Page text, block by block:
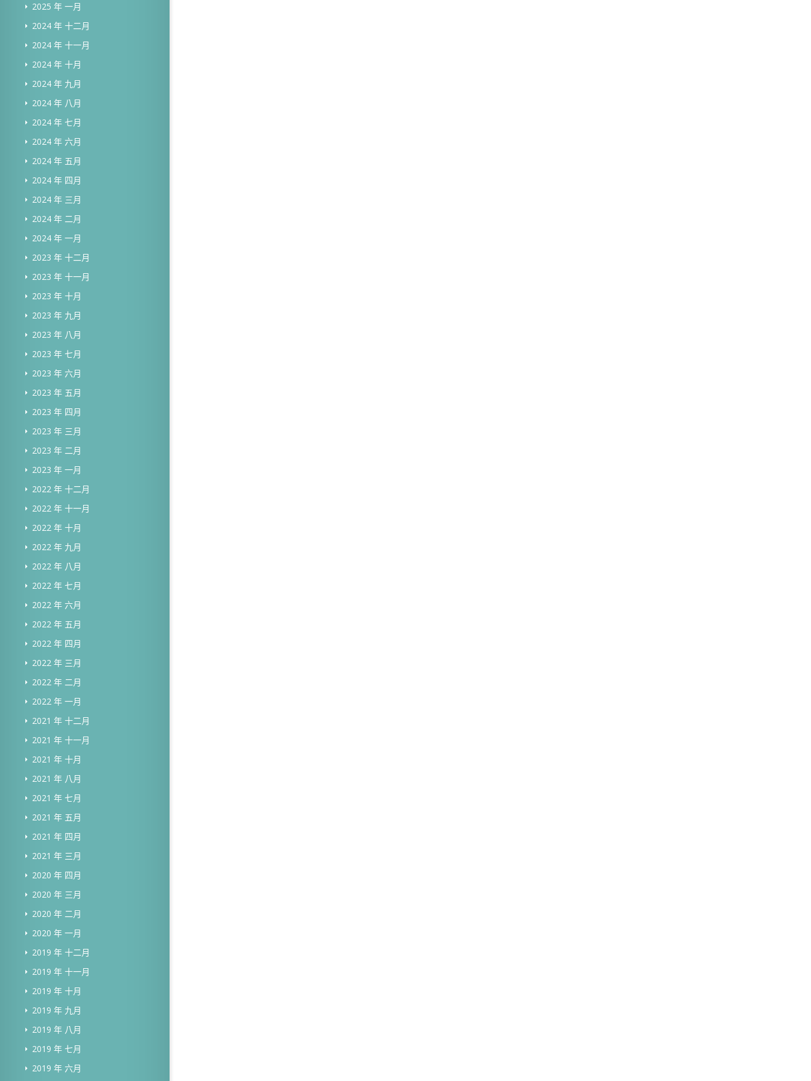
2025 年 一月
2024 年 十二月
2024 年 十一月
2024 年 十月
2024 年 九月
2024 年 八月
2024 年 七月
2024 年 六月
2024 年 五月
2024 年 四月
2024 年 三月
2024 年 二月
2024 年 一月
2023 年 十二月
2023 年 十一月
2023 年 十月
2023 年 九月
2023 年 八月
2023 年 七月
2023 年 六月
2023 年 五月
2023 年 四月
2023 年 三月
2023 年 二月
2023 年 一月
2022 年 十二月
2022 年 十一月
2022 年 十月
2022 年 九月
2022 年 八月
2022 年 七月
2022 年 六月
2022 年 五月
2022 年 四月
2022 年 三月
2022 年 二月
2022 年 一月
2021 年 十二月
2021 年 十一月
2021 年 十月
2021 年 八月
2021 年 七月
2021 年 五月
2021 年 四月
2021 年 三月
2020 年 四月
2020 年 三月
2020 年 二月
2020 年 一月
2019 年 十二月
2019 年 十一月
2019 年 十月
2019 年 九月
2019 年 八月
2019 年 七月
2019 年 六月